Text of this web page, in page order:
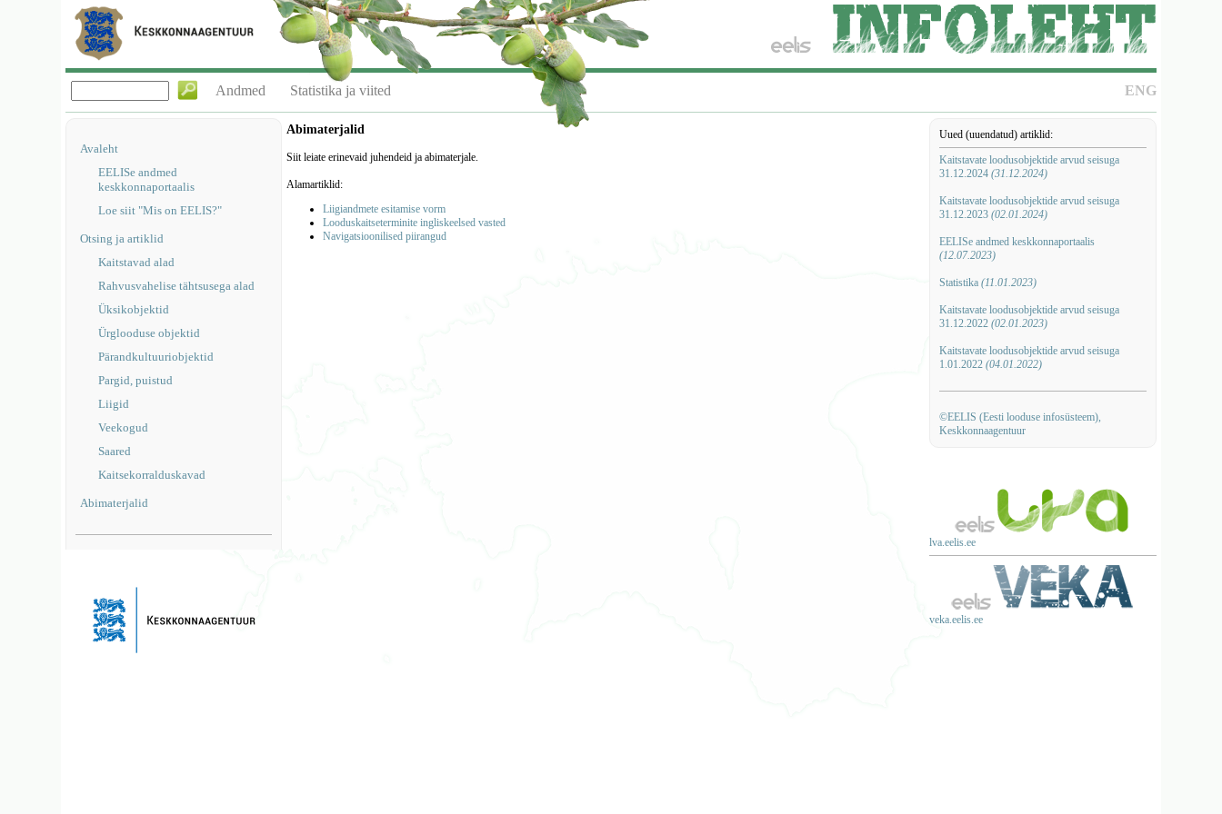
ENG
Andmed Statistika ja viited
Avaleht
EELISe andmed
keskkonnaportaalis
Loe siit "Mis on EELIS?"
Otsing ja artiklid
Kaitstavad alad
Rahvusvahelise tähtsusega alad
Üksikobjektid
Ürglooduse objektid
Pärandkultuuriobjektid
Pargid, puistud
Liigid
Veekogud
Saared
Kaitsekorralduskavad
Abimaterjalid
Uued (uuendatud) artiklid:
Kaitstavate loodusobjektide arvud seisuga
31.12.2024 (31.12.2024)
Kaitstavate loodusobjektide arvud seisuga
31.12.2023 (02.01.2024)
EELISe andmed keskkonnaportaalis
(12.07.2023)
Statistika (11.01.2023)
Kaitstavate loodusobjektide arvud seisuga
31.12.2022 (02.01.2023)
Kaitstavate loodusobjektide arvud seisuga
1.01.2022 (04.01.2022)
©EELIS (Eesti looduse infosüsteem),
Keskkonnaagentuur
lva.eelis.ee
veka.eelis.ee
Abimaterjalid
Siit leiate erinevaid juhendeid ja abimaterjale.
Alamartiklid:
Liigiandmete esitamise vorm
Looduskaitseterminite ingliskeelsed vasted
Navigatsioonilised piirangud